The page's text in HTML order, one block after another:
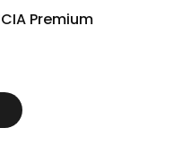
Premium